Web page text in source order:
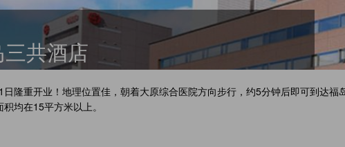
共酒店
隆重开业！地理位置佳，朝着大原综合医院方向步行，约5分钟后即可到达福
均在15平方米以上。